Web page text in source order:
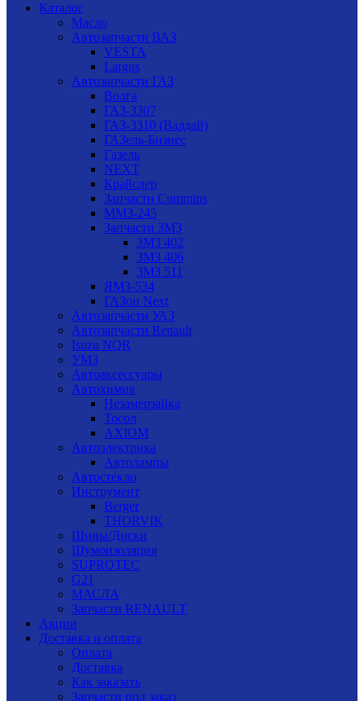
Каталог
Масло
Автозапчасти ВАЗ
VESTA
Largus
Автозапчасти ГАЗ
Волга
ГАЗ-3307
ГАЗ-3310 (Валдай)
ГАЗель-Бизнес
Газель
NEXT
Крайслер
Запчасти Cummins
ММЗ-245
Запчасти ЗМЗ
ЗМЗ 402
ЗМЗ 406
ЗМЗ 511
ЯМЗ-534
ГАЗон Next
Автозапчасти УАЗ
Автозапчасти Renault
Isuzu NQR
УМЗ
Автоаксессуары
Автохимия
Незамерзайка
Тосол
AXIOM
Автоэлектрика
Автолампы
Автостекло
Инструмент
Berger
THORVIK
Шины/Диски
Шумоизоляция
SUPROTEC
G21
МАСЛА
Запчасти RENAULT
Акции
Доставка и оплата
Оплата
Доставка
Как заказать
Запчасти под заказ